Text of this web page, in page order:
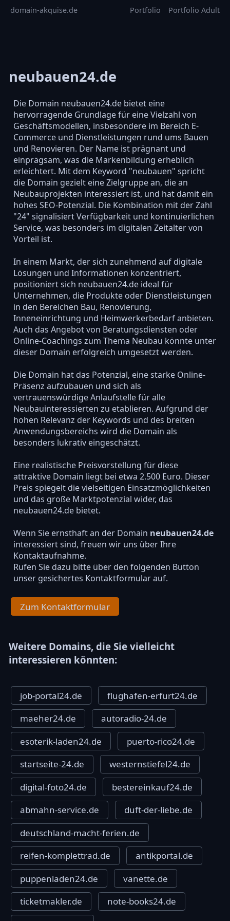
domain-akquise.de Portfolio Portfolio Adult
neubauen24.de
Die Domain neubauen24.de bietet eine
hervorragende Grundlage für eine Vielzahl von
Geschäftsmodellen, insbesondere im Bereich E-
Commerce und Dienstleistungen rund ums Bauen
und Renovieren. Der Name ist prägnant und
einprägsam, was die Markenbildung erheblich
erleichtert. Mit dem Keyword "neubauen" spricht
die Domain gezielt eine Zielgruppe an, die an
Neubauprojekten interessiert ist, und hat damit ein
hohes SEO-Potenzial. Die Kombination mit der Zahl
"24" signalisiert Verfügbarkeit und kontinuierlichen
Service, was besonders im digitalen Zeitalter von
Vorteil ist.
In einem Markt, der sich zunehmend auf digitale
Lösungen und Informationen konzentriert,
positioniert sich neubauen24.de ideal für
Unternehmen, die Produkte oder Dienstleistungen
in den Bereichen Bau, Renovierung,
Inneneinrichtung und Heimwerkerbedarf anbieten.
Auch das Angebot von Beratungsdiensten oder
Online-Coachings zum Thema Neubau könnte unter
dieser Domain erfolgreich umgesetzt werden.
Die Domain hat das Potenzial, eine starke Online-
Präsenz aufzubauen und sich als
vertrauenswürdige Anlaufstelle für alle
Neubauinteressierten zu etablieren. Aufgrund der
hohen Relevanz der Keywords und des breiten
Anwendungsbereichs wird die Domain als
besonders lukrativ eingeschätzt.
Eine realistische Preisvorstellung für diese
attraktive Domain liegt bei etwa 2.500 Euro. Dieser
Preis spiegelt die vielseitigen Einsatzmöglichkeiten
und das große Marktpotenzial wider, das
neubauen24.de bietet.
Wenn Sie ernsthaft an der Domain neubauen24.de
interessiert sind, freuen wir uns über Ihre
Kontaktaufnahme.
Rufen Sie dazu bitte über den folgenden Button
unser gesichertes Kontaktformular auf.
Zum Kontaktformular
Weitere Domains, die Sie vielleicht
interessieren könnten:
job-portal24.de
flughafen-erfurt24.de
maeher24.de
autoradio-24.de
esoterik-laden24.de
puerto-rico24.de
startseite-24.de
westernstiefel24.de
digital-foto24.de
bestereinkauf24.de
abmahn-service.de
duft-der-liebe.de
deutschland-macht-ferien.de
reifen-komplettrad.de
antikportal.de
puppenladen24.de
vanette.de
ticketmakler.de
note-books24.de